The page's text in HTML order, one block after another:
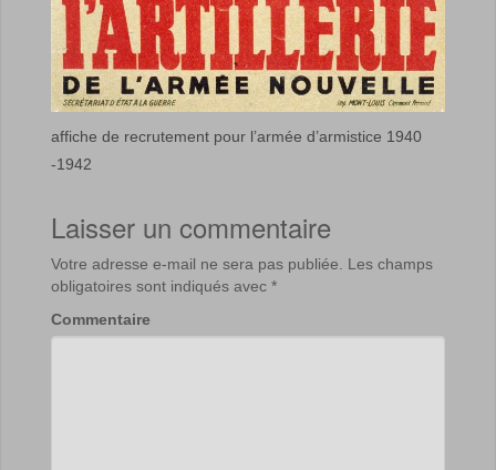
affiche de recrutement pour l’armée d’armistice 1940
-1942
Laisser un commentaire
Votre adresse e-mail ne sera pas publiée.
Les champs
obligatoires sont indiqués avec *
Commentaire